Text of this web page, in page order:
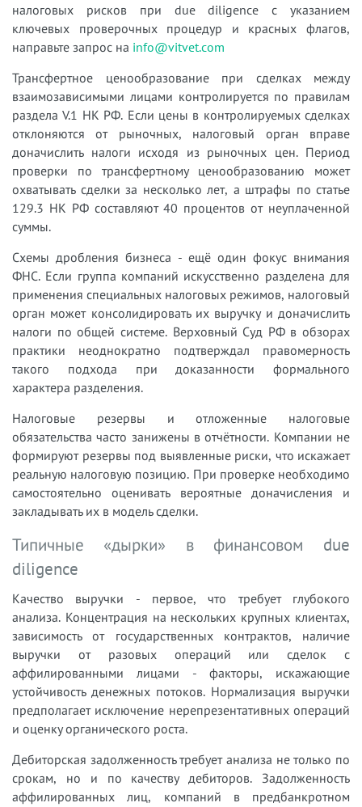
налоговых рисков при due diligence с указанием
ключевых проверочных процедур и красных флагов,
направьте запрос на info@vitvet.com
Трансфертное ценообразование при сделках между
взаимозависимыми лицами контролируется по правилам
раздела V.1 НК РФ. Если цены в контролируемых сделках
отклоняются от рыночных, налоговый орган вправе
доначислить налоги исходя из рыночных цен. Период
проверки по трансфертному ценообразованию может
охватывать сделки за несколько лет, а штрафы по статье
129.3 НК РФ составляют 40 процентов от неуплаченной
суммы.
Схемы дробления бизнеса - ещё один фокус внимания
ФНС. Если группа компаний искусственно разделена для
применения специальных налоговых режимов, налоговый
орган может консолидировать их выручку и доначислить
налоги по общей системе. Верховный Суд РФ в обзорах
практики неоднократно подтверждал правомерность
такого подхода при доказанности формального
характера разделения.
Налоговые резервы и отложенные налоговые
обязательства часто занижены в отчётности. Компании не
формируют резервы под выявленные риски, что искажает
реальную налоговую позицию. При проверке необходимо
самостоятельно оценивать вероятные доначисления и
закладывать их в модель сделки.
Типичные «дырки» в финансовом due
diligence
Качество выручки - первое, что требует глубокого
анализа. Концентрация на нескольких крупных клиентах,
зависимость от государственных контрактов, наличие
выручки от разовых операций или сделок с
аффилированными лицами - факторы, искажающие
устойчивость денежных потоков. Нормализация выручки
предполагает исключение нерепрезентативных операций
и оценку органического роста.
Дебиторская задолженность требует анализа не только по
срокам, но и по качеству дебиторов. Задолженность
аффилированных лиц, компаний в предбанкротном